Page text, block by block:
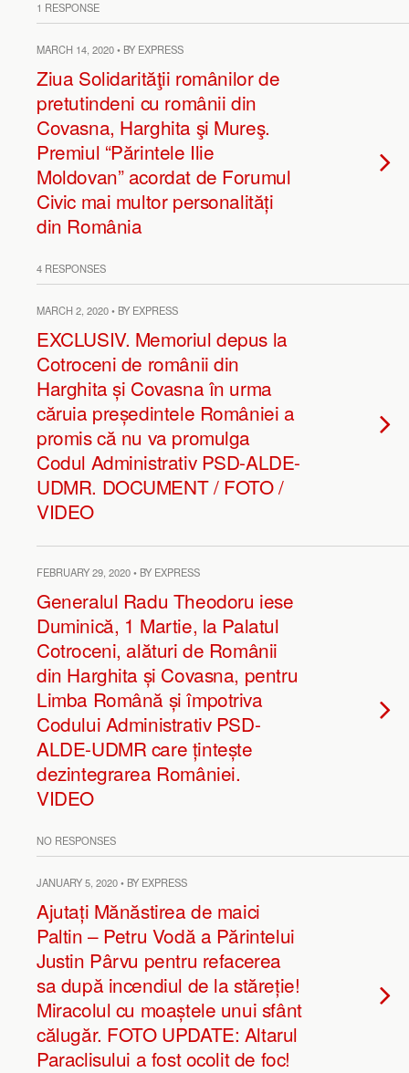
1 RESPONSE
MARCH 14, 2020 • BY EXPRESS
Ziua Solidarităţii românilor de
pretutindeni cu românii din
Covasna, Harghita şi Mureş.
Premiul “Părintele Ilie
Moldovan” acordat de Forumul
Civic mai multor personalități
din România
4 RESPONSES
MARCH 2, 2020 • BY EXPRESS
EXCLUSIV. Memoriul depus la
Cotroceni de românii din
Harghita și Covasna în urma
căruia președintele României a
promis că nu va promulga
Codul Administrativ PSD-ALDE-
UDMR. DOCUMENT / FOTO /
VIDEO
FEBRUARY 29, 2020 • BY EXPRESS
Generalul Radu Theodoru iese
Duminică, 1 Martie, la Palatul
Cotroceni, alături de Românii
din Harghita și Covasna, pentru
Limba Română și împotriva
Codului Administrativ PSD-
ALDE-UDMR care țintește
dezintegrarea României.
VIDEO
NO RESPONSES
JANUARY 5, 2020 • BY EXPRESS
Ajutați Mănăstirea de maici
Paltin – Petru Vodă a Părintelui
Justin Pârvu pentru refacerea
sa după incendiul de la stăreție!
Miracolul cu moaștele unui sfânt
călugăr. FOTO UPDATE: Altarul
Paraclisului a fost ocolit de foc!